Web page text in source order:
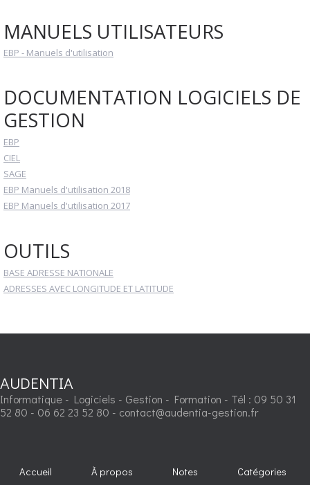
MANUELS UTILISATEURS
EBP - Manuels d'utilisation
DOCUMENTATION LOGICIELS DE
GESTION
EBP
CIEL
SAGE
EBP Manuels d'utilisation 2018
EBP Manuels d'utilisation 2017
OUTILS
BASE ADRESSE NATIONALE
ADRESSES AVEC LONGITUDE ET LATITUDE
AUDENTIA
Informatique - Logiciels - Gestion - Formation - Tél : 09 50 31
52 80 - 06 62 23 52 80 - contact@audentia-gestion.fr
Accueil À propos Notes Catégories